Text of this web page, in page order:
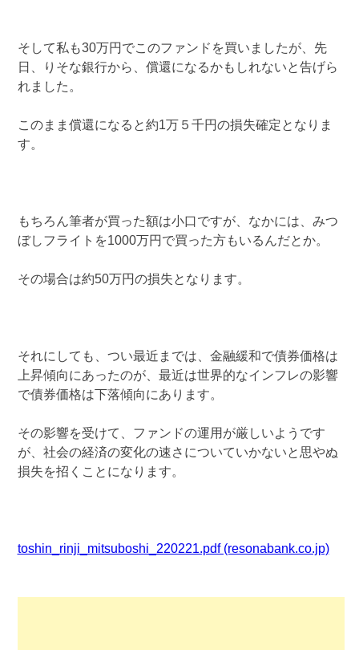
そして私も30万円でこのファンドを買いましたが、先
日、りそな銀行から、償還になるかもしれないと告げら
れました。
このまま償還になると約1万５千円の損失確定となりま
す。
もちろん筆者が買った額は小口ですが、なかには、みつ
ぼしフライトを1000万円で買った方もいるんだとか。
その場合は約50万円の損失となります。
それにしても、つい最近までは、金融緩和で債券価格は
上昇傾向にあったのが、最近は世界的なインフレの影響
で債券価格は下落傾向にあります。
その影響を受けて、ファンドの運用が厳しいようです
が、社会の経済の変化の速さについていかないと思やぬ
損失を招くことになります。
toshin_rinji_mitsuboshi_220221.pdf (resonabank.co.jp)